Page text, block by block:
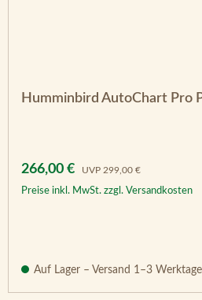
Humminbird AutoChart Pro
Verkaufspreis:
266,00 € UVP Regulärer Preis:
299,00 €
Preise inkl. MwSt. zzgl. Versandkosten
Auf Lager – Versand 1–3 Werktage